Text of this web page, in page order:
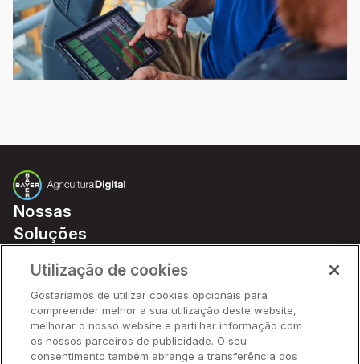
Nossas
Soluções
Parceiros
Hardware
Ajuda Rápida
Utilização de cookies
Gostaríamos de utilizar cookies opcionais para
compreender melhor a sua utilização deste website,
melhorar o nosso website e partilhar informação com
os nossos parceiros de publicidade. O seu
consentimento também abrange a transferência dos